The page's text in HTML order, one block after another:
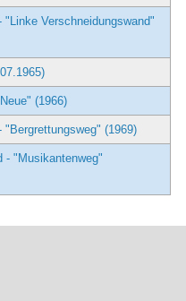
"Linke Verschneidungswand"
(1966)
"Bergrettungsweg" (1969)
- "Musikantenweg"